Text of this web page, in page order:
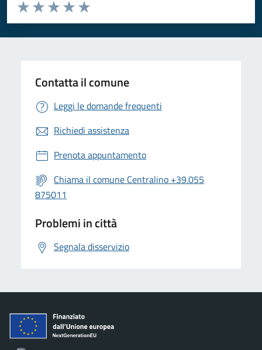
Valuta da 1 a 5 stelle la pagina
Valuta 5 stelle su 5
Valuta 4 stelle su 5
Valuta 3 stelle su 5
Valuta 2 stelle su 5
Valuta 1 stelle su 5
Contatta il comune
Leggi le domande frequenti
Richiedi assistenza
Prenota appuntamento
Chiama il comune Centralino +39.055
875011
Problemi in città
Segnala disservizio